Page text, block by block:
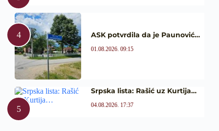
ASK potvrdila da je Paunović…
01.08.2026. 09:15
Srpska lista: Rašić uz Kurtija…
04.08.2026. 17:37